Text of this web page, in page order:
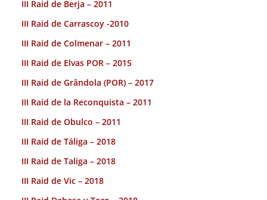
III Raid de Berja – 2011
III Raid de Carrascoy -2010
III Raid de Colmenar – 2011
III Raid de Elvas POR – 2015
III Raid de Grândola (POR) – 2017
III Raid de la Reconquista – 2011
III Raid de Obulco – 2011
III Raid de Táliga – 2018
III Raid de Taliga – 2018
III Raid de Vic – 2018